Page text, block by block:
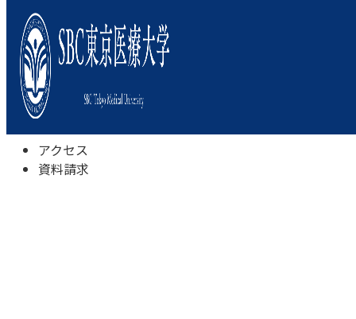
本学について
学びの特色
学部・学科
キャンパスライフ
入試情報
受験相談会
アクセス
資料請求